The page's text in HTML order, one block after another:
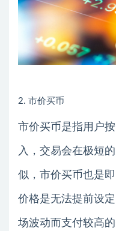
2. 市价买币
市价买币是指用户
入，交易会在极短
似，市价买币也是
价格是无法提前设
场波动而支付较高